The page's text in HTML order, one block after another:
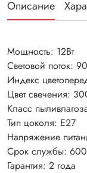
Описание
Мощность: 12Вт
Световой поток:
Индекс
Цвет свечения:
Класс
Тип цоколя: Е27
Напряжение
Срок службы:
Гарантия: 2 года